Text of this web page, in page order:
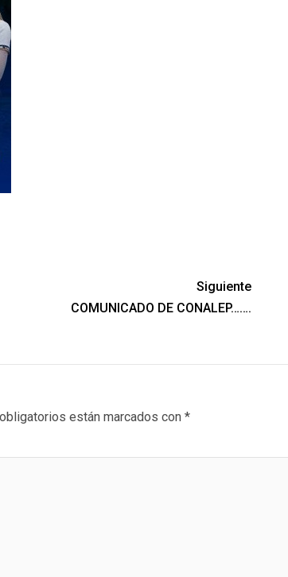
Siguiente
COMUNICADO DE CONALEP…….
están marcados con *